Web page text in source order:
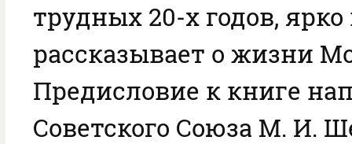
трудных 20-х годов,
рассказывает о жизни
Предисловие к книге
Советского Союза М. И.